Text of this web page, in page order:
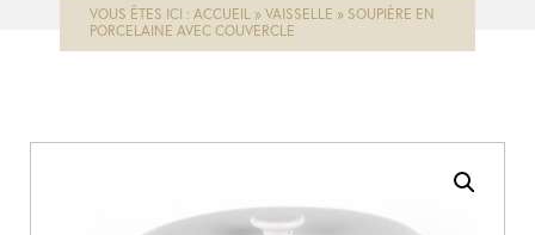
VOUS ÊTES ICI : ACCUEIL » VAISSELLE » SOUPIÈRE EN
PORCELAINE AVEC COUVERCLE